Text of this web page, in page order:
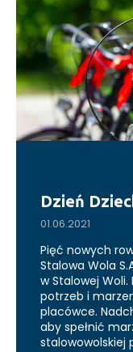
Dzień
01.06.2021
Pięć nowych
Stalowa Wola
w Stalowej
potrzeb i
placówce.
aby spełnić
stalowowolskiej